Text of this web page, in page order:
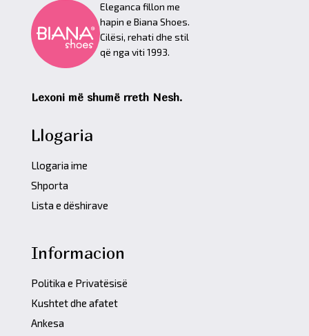
Eleganca fillon me
hapin e Biana Shoes.
Cilësi, rehati dhe stil
që nga viti 1993.
Lexoni më shumë rreth Nesh.
Llogaria
Llogaria ime
Shporta
Lista e dëshirave
Informacion
Politika e Privatësisë
Kushtet dhe afatet
Ankesa